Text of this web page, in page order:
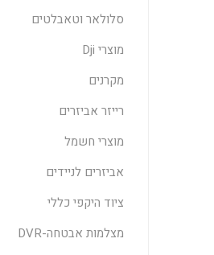
סלולאר וטאבלטים
מוצרי Dji
מקרנים
רייזר אביזרים
מוצרי חשמל
אביזרים לניידים
ציוד היקפי כללי
מצלמות אבטחה-DVR